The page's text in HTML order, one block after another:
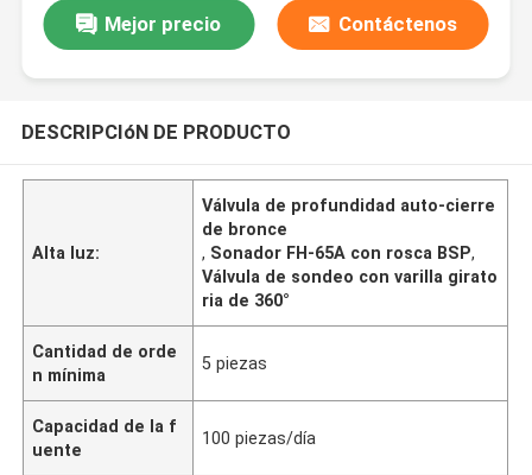
Mejor precio Contáctenos
DESCRIPCIóN DE PRODUCTO
Alta luz:
Válvula de profundidad auto-cierre
de bronce
, Sonador FH-65A con rosca BSP,
Válvula de sondeo con varilla girato
ria de 360°
Cantidad de orde
n mínima
5 piezas
Capacidad de la f
uente
100 piezas/día